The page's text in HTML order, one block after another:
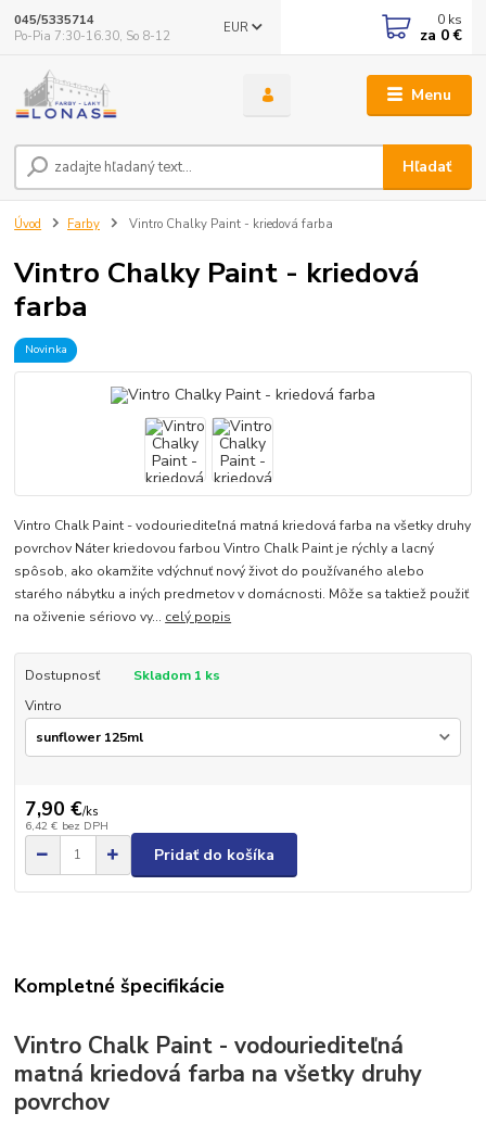
Menu
EUR
Hľadať
045/5335714
Po-Pia 7:30-16.30, So 8-12
0 ks
za 0 €
Úvod Farby Vintro Chalky Paint - kriedová farba
Vintro Chalky Paint - kriedová
farba
Novinka
Vintro Chalk Paint - vodouriediteľná matná kriedová farba na všetky druhy
povrchov Náter kriedovou farbou Vintro Chalk Paint je rýchly a lacný
spôsob, ako okamžite vdýchnuť nový život do používaného alebo
starého nábytku a iných predmetov v domácnosti. Môže sa taktiež použiť
na oživenie sériovo vy... celý popis
Dostupnosť
Skladom 1 ks
Vintro
7,90 €/ks
6,42 € bez DPH
Pridať do košíka
Kompletné špecifikácie
Vintro Chalk Paint - vodouriediteľná
matná kriedová farba na všetky druhy
povrchov